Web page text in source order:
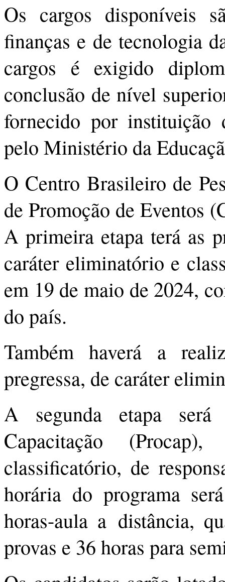
Os cargos disponíveis
finanças e de tecnologia
cargos é exigido
conclusão de nível
fornecido por instituição
pelo Ministério da
O Centro Brasileiro de
de Promoção de Eventos
A primeira etapa terá as
caráter eliminatório e
em 19 de maio de 2024,
do país.
Também haverá a
pregressa, de caráter
A segunda etapa será
Capacitação
classificatório, de
horária do programa
horas-aula a distância,
provas e 36 horas para